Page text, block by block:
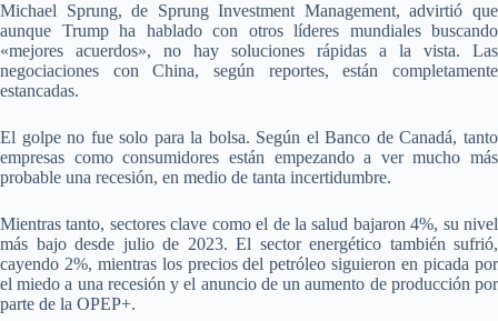
Michael Sprung, de Sprung Investment Management, advirtió que
aunque Trump ha hablado con otros líderes mundiales buscando
«mejores acuerdos», no hay soluciones rápidas a la vista. Las
negociaciones con China, según reportes, están completamente
estancadas.
El golpe no fue solo para la bolsa. Según el Banco de Canadá, tanto
empresas como consumidores están empezando a ver mucho más
probable una recesión, en medio de tanta incertidumbre.
Mientras tanto, sectores clave como el de la salud bajaron 4%, su nivel
más bajo desde julio de 2023. El sector energético también sufrió,
cayendo 2%, mientras los precios del petróleo siguieron en picada por
el miedo a una recesión y el anuncio de un aumento de producción por
parte de la OPEP+.